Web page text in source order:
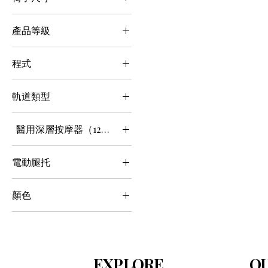
TFT按鈕控制
標準
產品等級
入門級
程式
1-5個項目
軌道類型
固定點（無軌跡）
醫用深層按摩器（12公分機制）
標準
電動腿托
不
是的
顏色
棕色的